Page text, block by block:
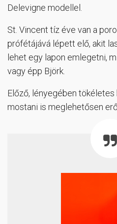
Delevigne modellel.
St. Vincent tíz éve van a
prófétájává lépett elő, akit
lehet egy lapon emlegetni,
vagy épp Björk.
Előző, lényegében tökéletes
mostani is meglehetősen